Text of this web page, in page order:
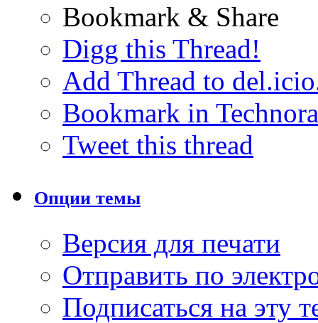
Bookmark & Share
Digg this Thread!
Add Thread to
Bookmark in
Tweet this thread
Опции темы
Версия для печати
Отправить по
Подписаться на эту